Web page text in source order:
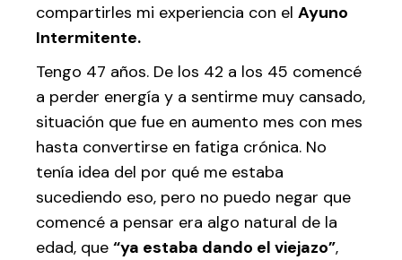
compartirles mi experiencia con elAyuno
Intermitente.
Tengo 47 años. De los 42 a los 45 comencé
a perder energía y a sentirme muy cansado,
situación que fue en aumento mes con mes
hasta convertirse en fatiga crónica. No
tenía idea del por qué me estaba
sucediendo eso, pero no puedo negar que
comencé a pensar era algo natural de la
edad, que“ya estaba dando el viejazo”,